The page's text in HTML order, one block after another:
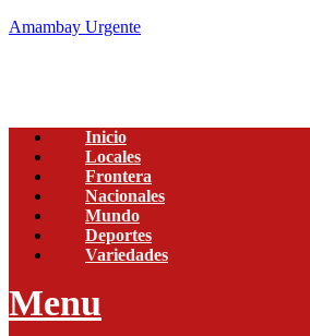
Amambay Urgente
Inicio
Locales
Frontera
Nacionales
Mundo
Deportes
Variedades
Menu